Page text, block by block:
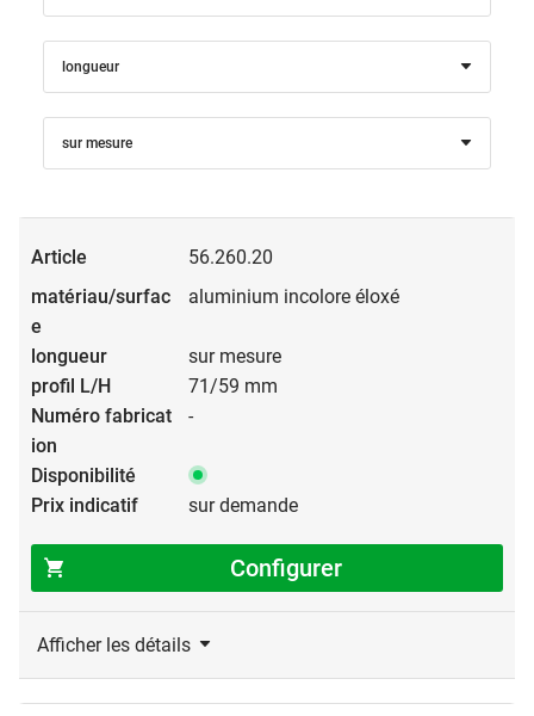
longueur
sur mesure
56.260.20
aluminium incolore éloxé
sur mesure
71/59 mm
-
sur demande
Configurer
Afficher les détails